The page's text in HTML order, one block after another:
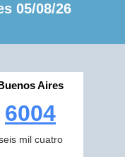
05/08/26
Aires
6004
mil cuatro